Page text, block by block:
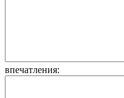
впечатления: